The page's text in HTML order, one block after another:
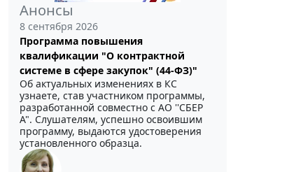
Анонсы
8 сентября 2026
Программа повышения
квалификации "О контрактной
системе в сфере закупок" (44-ФЗ)"
Об актуальных изменениях в КС
узнаете, став участником программы,
разработанной совместно с АО ''СБЕР
А". Слушателям, успешно освоившим
программу, выдаются удостоверения
установленного образца.